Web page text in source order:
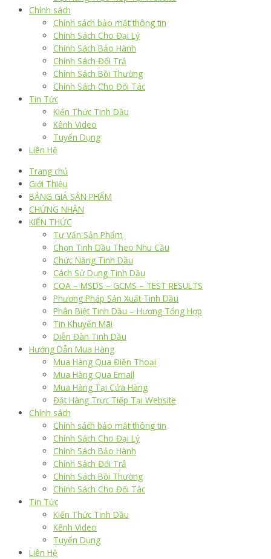
Chính sách
Chính sách bảo mật thông tin
Chính Sách Cho Đại Lý
Chính Sách Bảo Hành
Chính Sách Đổi Trả
Chính Sách Bồi Thường
Chính Sách Cho Đối Tác
Tin Tức
Kiến Thức Tinh Dầu
Kênh Video
Tuyển Dụng
Liên Hệ
Trang chủ
Giới Thiệu
BẢNG GIÁ SẢN PHẨM
CHỨNG NHẬN
KIẾN THỨC
Tư Vấn Sản Phẩm
Chọn Tinh Dầu Theo Nhu Cầu
Chức Năng Tinh Dầu
Cách Sử Dụng Tinh Dầu
COA – MSDS – GCMS – TEST RESULTS
Phương Pháp Sản Xuất Tinh Dầu
Phân Biệt Tinh Dầu – Hương Tổng Hợp
Tin Khuyến Mãi
Diễn Đàn Tinh Dầu
Hướng Dẫn Mua Hàng
Mua Hàng Qua Điện Thoại
Mua Hàng Qua Email
Mua Hàng Tại Cửa Hàng
Đặt Hàng Trực Tiếp Tại Website
Chính sách
Chính sách bảo mật thông tin
Chính Sách Cho Đại Lý
Chính Sách Bảo Hành
Chính Sách Đổi Trả
Chính Sách Bồi Thường
Chính Sách Cho Đối Tác
Tin Tức
Kiến Thức Tinh Dầu
Kênh Video
Tuyển Dụng
Liên Hệ